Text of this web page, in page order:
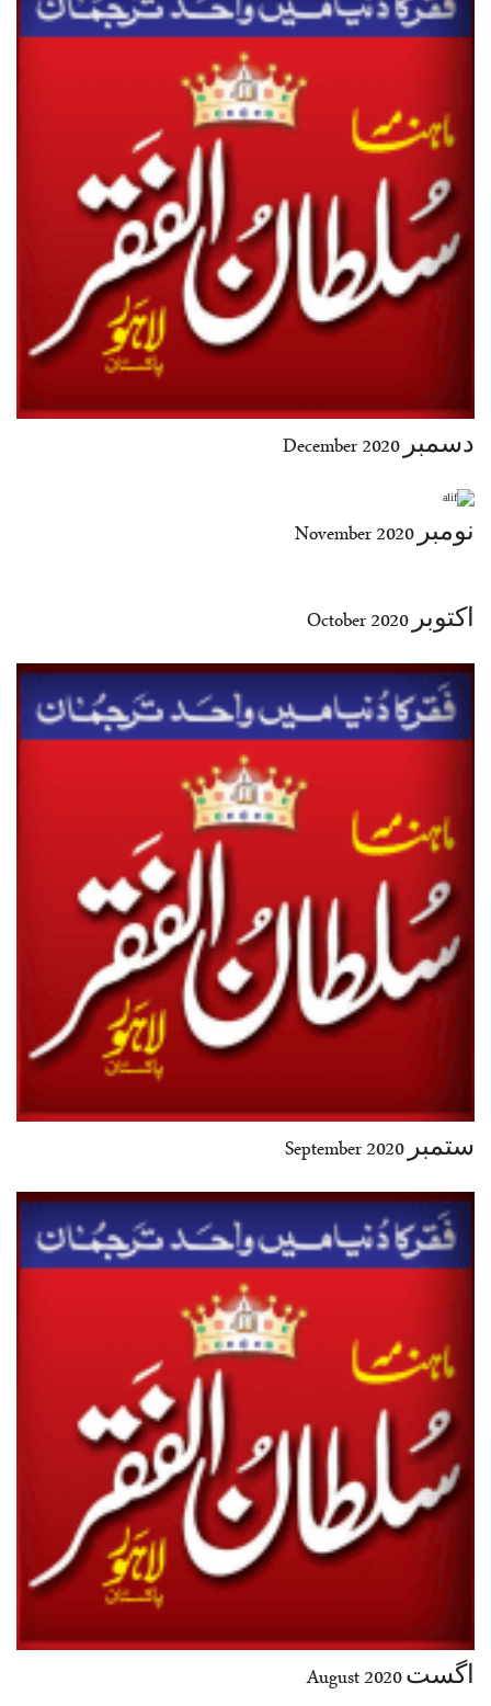
دسمبر December 2020
نومبر November 2020
اکتوبر October 2020
ستمبر September 2020
اگست August 2020